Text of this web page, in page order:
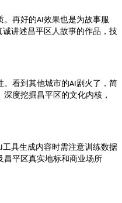
。再好的AI 效果也是为故事服
诚讲述昌平区 人故事的作品，技
。看到其他城市的AI 剧火了，简
深度挖掘昌平区 的文化内核，
工具生成内容时需注意训练数据
昌平区真实地标和商业场所